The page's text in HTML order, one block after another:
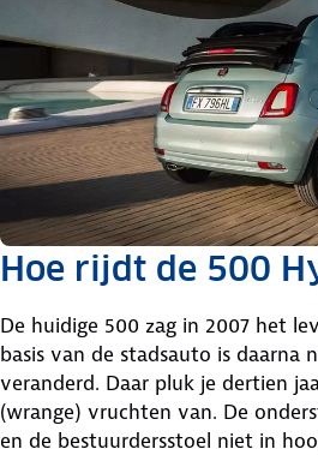
Hoe rijdt de 500
De huidige 500 zag in 2007 het
basis van de stadsauto is daarna
veranderd. Daar pluk je dertien
(wrange) vruchten van. De
en de bestuurdersstoel niet in